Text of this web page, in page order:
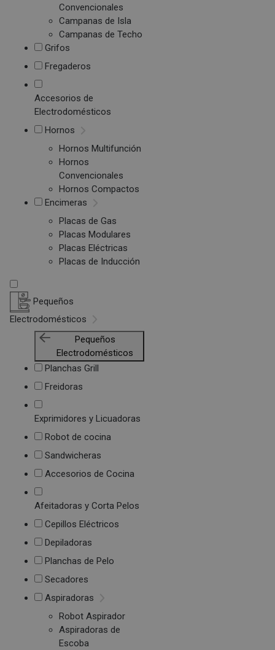
Convencionales
Campanas de Isla
Campanas de Techo
Grifos
Fregaderos
Accesorios de
Electrodomésticos
Hornos
Hornos Multifunción
Hornos
Convencionales
Hornos Compactos
Encimeras
Placas de Gas
Placas Modulares
Placas Eléctricas
Placas de Inducción
Pequeños
Electrodomésticos
Pequeños
Electrodomésticos
Planchas Grill
Freidoras
Exprimidores y Licuadoras
Robot de cocina
Sandwicheras
Accesorios de Cocina
Afeitadoras y Corta Pelos
Cepillos Eléctricos
Depiladoras
Planchas de Pelo
Secadores
Aspiradoras
Robot Aspirador
Aspiradoras de
Escoba